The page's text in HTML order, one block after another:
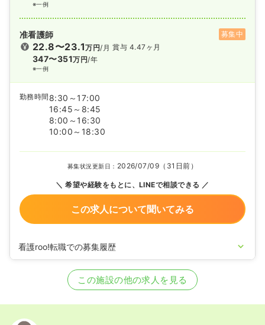
※一例
准看護師 募集中
22.8〜23.1万円/月
347〜351万円/年
※一例
賞与 4.47ヶ月
勤務時間 8:30～17:00
16:45～8:45
8:00～16:30
10:00～18:30
募集状況更新日： 2026/07/09（31日前）
希望や経験をもとに、LINEで相談できる
この求人について聞いてみる
看護roo!転職での募集履歴
正・准看護師を休止中
この施設の他の求人を見る